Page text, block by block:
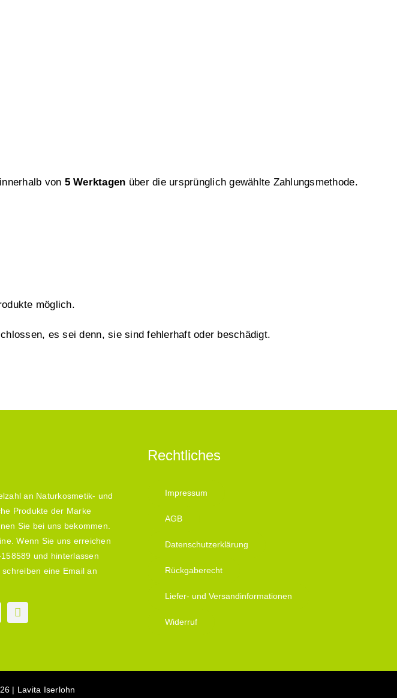
von 5 Werktagen über die ursprünglich gewählte Zahlungsmethode.
möglich.
es sei denn, sie sind fehlerhaft oder beschädigt.
an Naturkosmetik- und
Produkte der Marke
Sie bei uns bekommen.
Wenn Sie uns erreichen
und hinterlassen
eine Email an
Rechtliches
Impressum
AGB
Datenschutzerklärung
Rückgaberecht
Liefer- und Versandinformationen
Widerruf
| Lavita Iserlohn